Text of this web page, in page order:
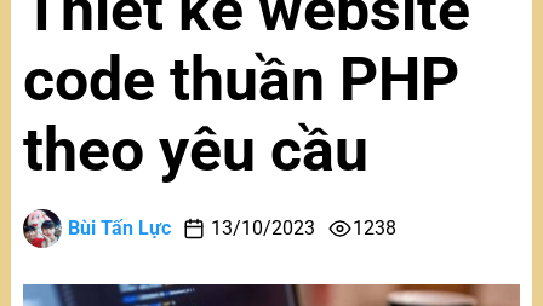
code thuần PHP
theo yêu cầu
Bùi Tấn Lực 13/10/2023 1238